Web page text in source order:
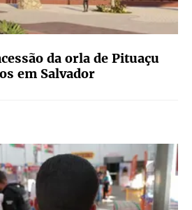
da orla de Pituaçu
em Salvador